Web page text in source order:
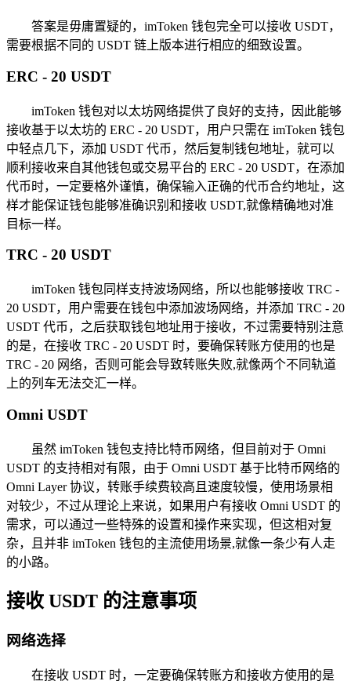
答案是毋庸置疑的，imToken 钱包完全可以接收 USDT，
需要根据不同的 USDT 链上版本进行相应的细致设置。
ERC - 20 USDT
imToken 钱包对以太坊网络提供了良好的支持，因此能够
接收基于以太坊的 ERC - 20 USDT，用户只需在 imToken 钱包
中轻点几下，添加 USDT 代币，然后复制钱包地址，就可以
顺利接收来自其他钱包或交易平台的 ERC - 20 USDT，在添加
代币时，一定要格外谨慎，确保输入正确的代币合约地址，这
样才能保证钱包能够准确识别和接收 USDT,就像精确地对准
目标一样。
TRC - 20 USDT
imToken 钱包同样支持波场网络，所以也能够接收 TRC -
20 USDT，用户需要在钱包中添加波场网络，并添加 TRC - 20
USDT 代币，之后获取钱包地址用于接收，不过需要特别注意
的是，在接收 TRC - 20 USDT 时，要确保转账方使用的也是
TRC - 20 网络，否则可能会导致转账失败,就像两个不同轨道
上的列车无法交汇一样。
Omni USDT
虽然 imToken 钱包支持比特币网络，但目前对于 Omni
USDT 的支持相对有限，由于 Omni USDT 基于比特币网络的
Omni Layer 协议，转账手续费较高且速度较慢，使用场景相
对较少，不过从理论上来说，如果用户有接收 Omni USDT 的
需求，可以通过一些特殊的设置和操作来实现，但这相对复
杂，且并非 imToken 钱包的主流使用场景,就像一条少有人走
的小路。
接收 USDT 的注意事项
网络选择
在接收 USDT 时，一定要确保转账方和接收方使用的是